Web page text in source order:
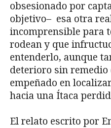
obsesionado por
objetivo– esa otra
incomprensible para
rodean y que
entenderlo, aunque
deterioro sin remedio
empeñado en
hacia una Ítaca
El relato escrito por